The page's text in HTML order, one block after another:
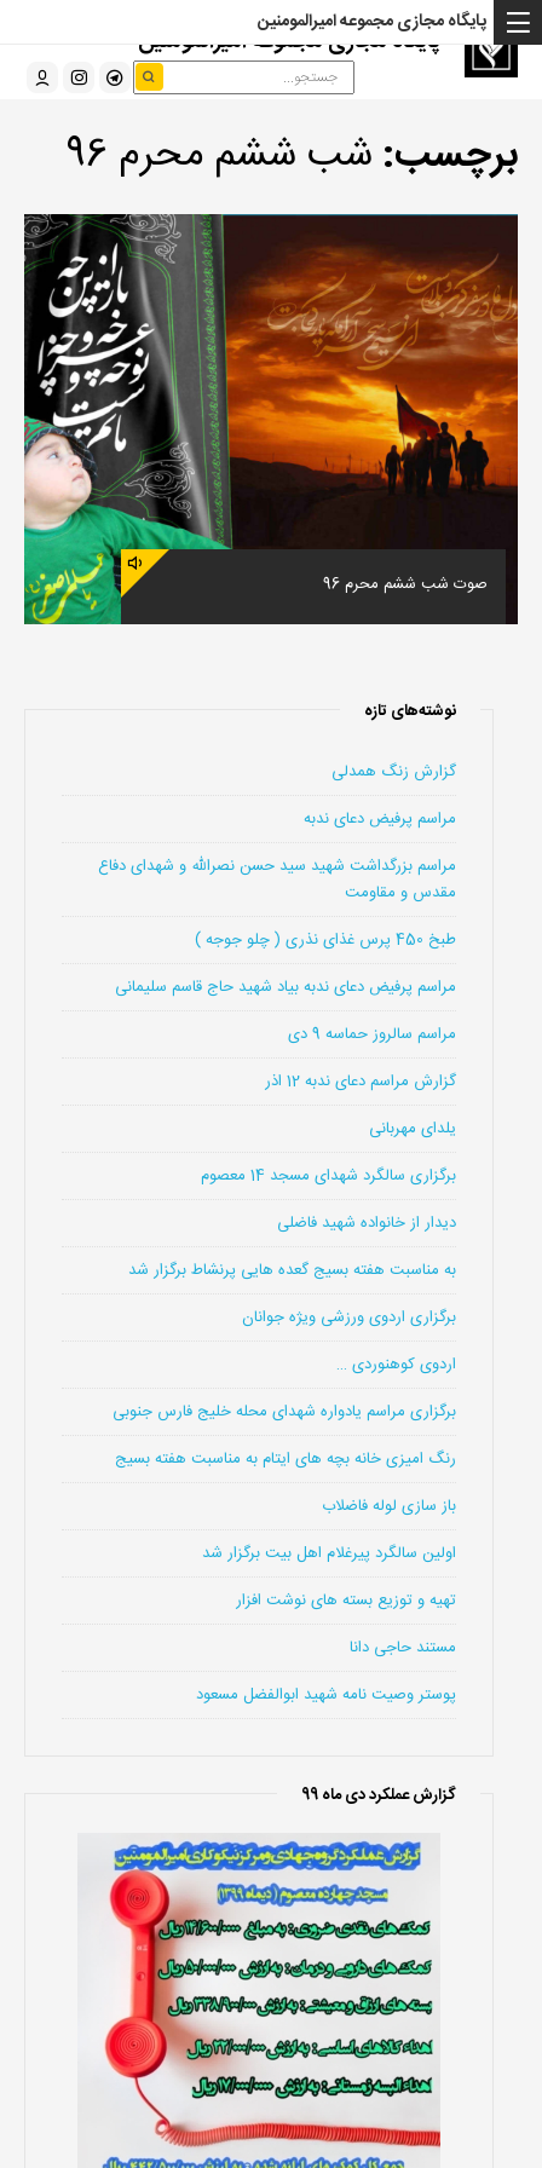
پایگاه مجازی مجموعه امیرالمومنین
پایگاه مجازی مجموعه امیرالمومنین
برچسب: شب ششم محرم 96
صوت شب ششم محرم 96
نوشته‌های تازه
گزارش زنگ همدلی
مراسم پرفیض دعای ندبه
مراسم بزرگداشت شهید سید حسن نصرالله و شهدای دفاع
مقدس و مقاومت
طبخ 450 پرس غذای نذری ( چلو جوجه )
مراسم پرفیض دعای ندبه بیاد شهید حاج قاسم سلیمانی
مراسم سالروز حماسه 9 دی
گزارش مراسم دعای ندبه 12 اذر
یلدای مهربانی
برگزاری سالگرد شهدای مسجد 14 معصوم
دیدار از خانواده شهید فاضلی
به مناسبت هفته بسیج گعده هایی پرنشاط برگزار شد
برگزاری اردوی ورزشی ویژه جوانان
اردوی کوهنوردی …
برگزاری مراسم یادواره شهدای محله خلیج فارس جنوبی
رنگ امیزی خانه بچه های ایتام به مناسبت هفته بسیج
باز سازی لوله فاضلاب
اولین سالگرد پیرغلام اهل بیت برگزار شد
تهیه و توزیع بسته های نوشت افزار
مستند حاجی دانا
پوستر وصیت نامه شهید ابوالفضل مسعود
گزارش عملکرد دی ماه 99